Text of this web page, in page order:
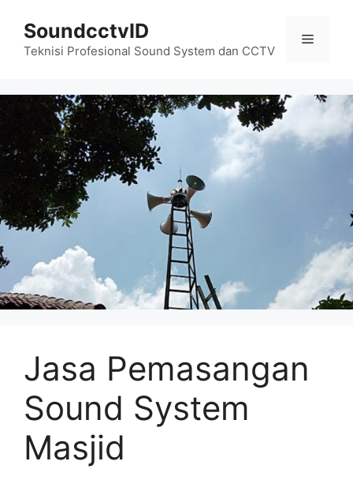
content
SoundcctvID
Teknisi Profesional Sound System dan CCTV
Menu
Jasa Pemasangan
Sound System
Masjid